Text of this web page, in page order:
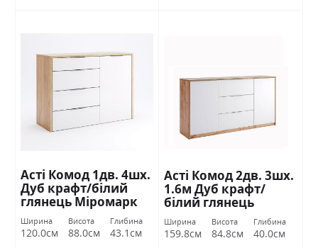
Асті Комод 1дв. 4шх.
Дуб крафт/білий
глянець Міромарк
Ширина
120.0см
Висота
88.0см
Глибина
43.1см
Асті Комод 2дв. 3шх.
1.6м Дуб крафт/
білий глянець
Міромарк
Ширина
159.8см
Висота
84.8см
Глибина
40.0см